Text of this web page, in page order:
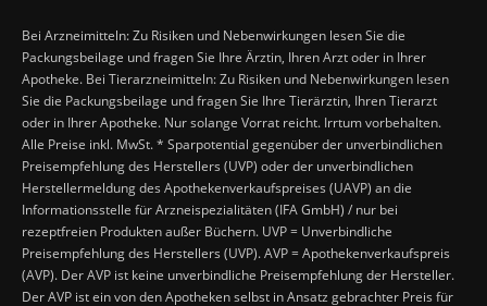
Bei Arzneimitteln: Zu Risiken und Nebenwirkungen lesen Sie die
Packungsbeilage und fragen Sie Ihre Ärztin, Ihren Arzt oder in Ihrer
Apotheke. Bei Tierarzneimitteln: Zu Risiken und Nebenwirkungen lesen
Sie die Packungsbeilage und fragen Sie Ihre Tierärztin, Ihren Tierarzt
oder in Ihrer Apotheke. Nur solange Vorrat reicht. Irrtum vorbehalten.
Alle Preise inkl. MwSt. * Sparpotential gegenüber der unverbindlichen
Preisempfehlung des Herstellers (UVP) oder der unverbindlichen
Herstellermeldung des Apothekenverkaufspreises (UAVP) an die
Informationsstelle für Arzneispezialitäten (IFA GmbH) / nur bei
rezeptfreien Produkten außer Büchern. UVP = Unverbindliche
Preisempfehlung des Herstellers (UVP). AVP = Apothekenverkaufspreis
(AVP). Der AVP ist keine unverbindliche Preisempfehlung der Hersteller.
Der AVP ist ein von den Apotheken selbst in Ansatz gebrachter Preis für